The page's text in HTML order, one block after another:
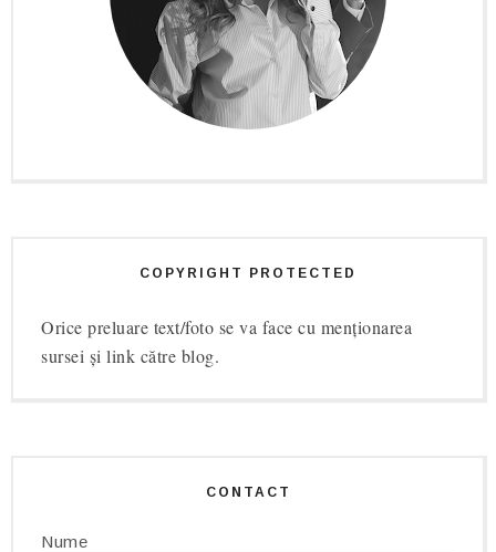
COPYRIGHT PROTECTED
Orice preluare text/foto se va face cu menționarea
sursei și link către blog.
CONTACT
Nume